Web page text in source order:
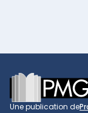
Footer
Une publication de